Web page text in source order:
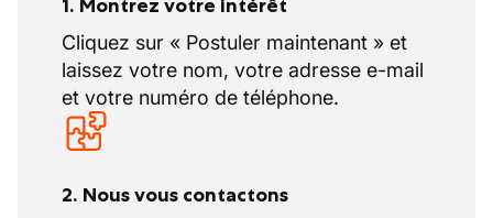
1. Montrez votre intérêt
Cliquez sur « Postuler maintenant » et
laissez votre nom, votre adresse e-mail
et votre numéro de téléphone.
2. Nous vous contactons